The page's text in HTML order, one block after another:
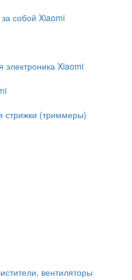
собой Xiaomi
электроника Xiaomi
стрижки (триммеры)
вентиляторы